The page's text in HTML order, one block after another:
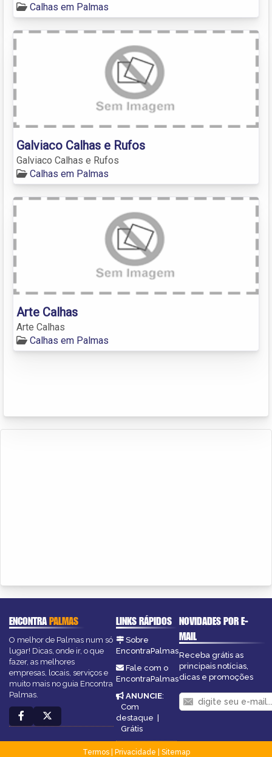
Calhas em Palmas
Galviaco Calhas e Rufos
Galviaco Calhas e Rufos
Calhas em Palmas
Arte Calhas
Arte Calhas
Calhas em Palmas
ENCONTRAPALMAS
O melhor de Palmas num só
lugar! Dicas, onde ir, o que
fazer, as melhores
empresas, locais, serviços e
muito mais no guia Encontra
Palmas.
LINKS RÁPIDOS
Sobre
EncontraPalmas
Fale com o
EncontraPalmas
ANUNCIE:
Com
destaque |
Grátis
NOVIDADES POR E-
MAIL
Receba grátis as
principais notícias,
dicas e promoções
Termos| Privacidade
Sitemap